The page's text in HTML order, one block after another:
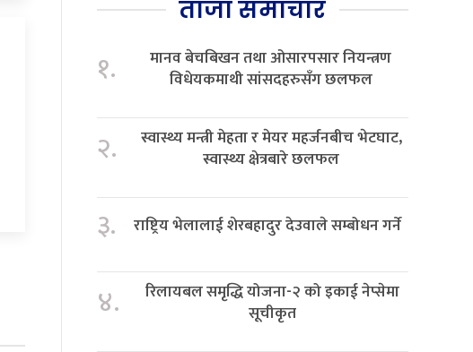
ताजा समाचार
१.
मानव बेचबिखन तथा ओसारपसार नियन्त्रण
विधेयकमाथी सांसदहरुसँग छलफल
२.
स्वास्थ्य मन्त्री मेहता र मेयर महर्जनबीच भेटघाट,
स्वास्थ्य क्षेत्रबारे छलफल
३. राष्ट्रिय भेलालाई शेरबहादुर देउवाले सम्बोधन गर्ने
४.
रिलायबल समृद्धि योजना-२ को इकाई नेप्सेमा
सूचीकृत